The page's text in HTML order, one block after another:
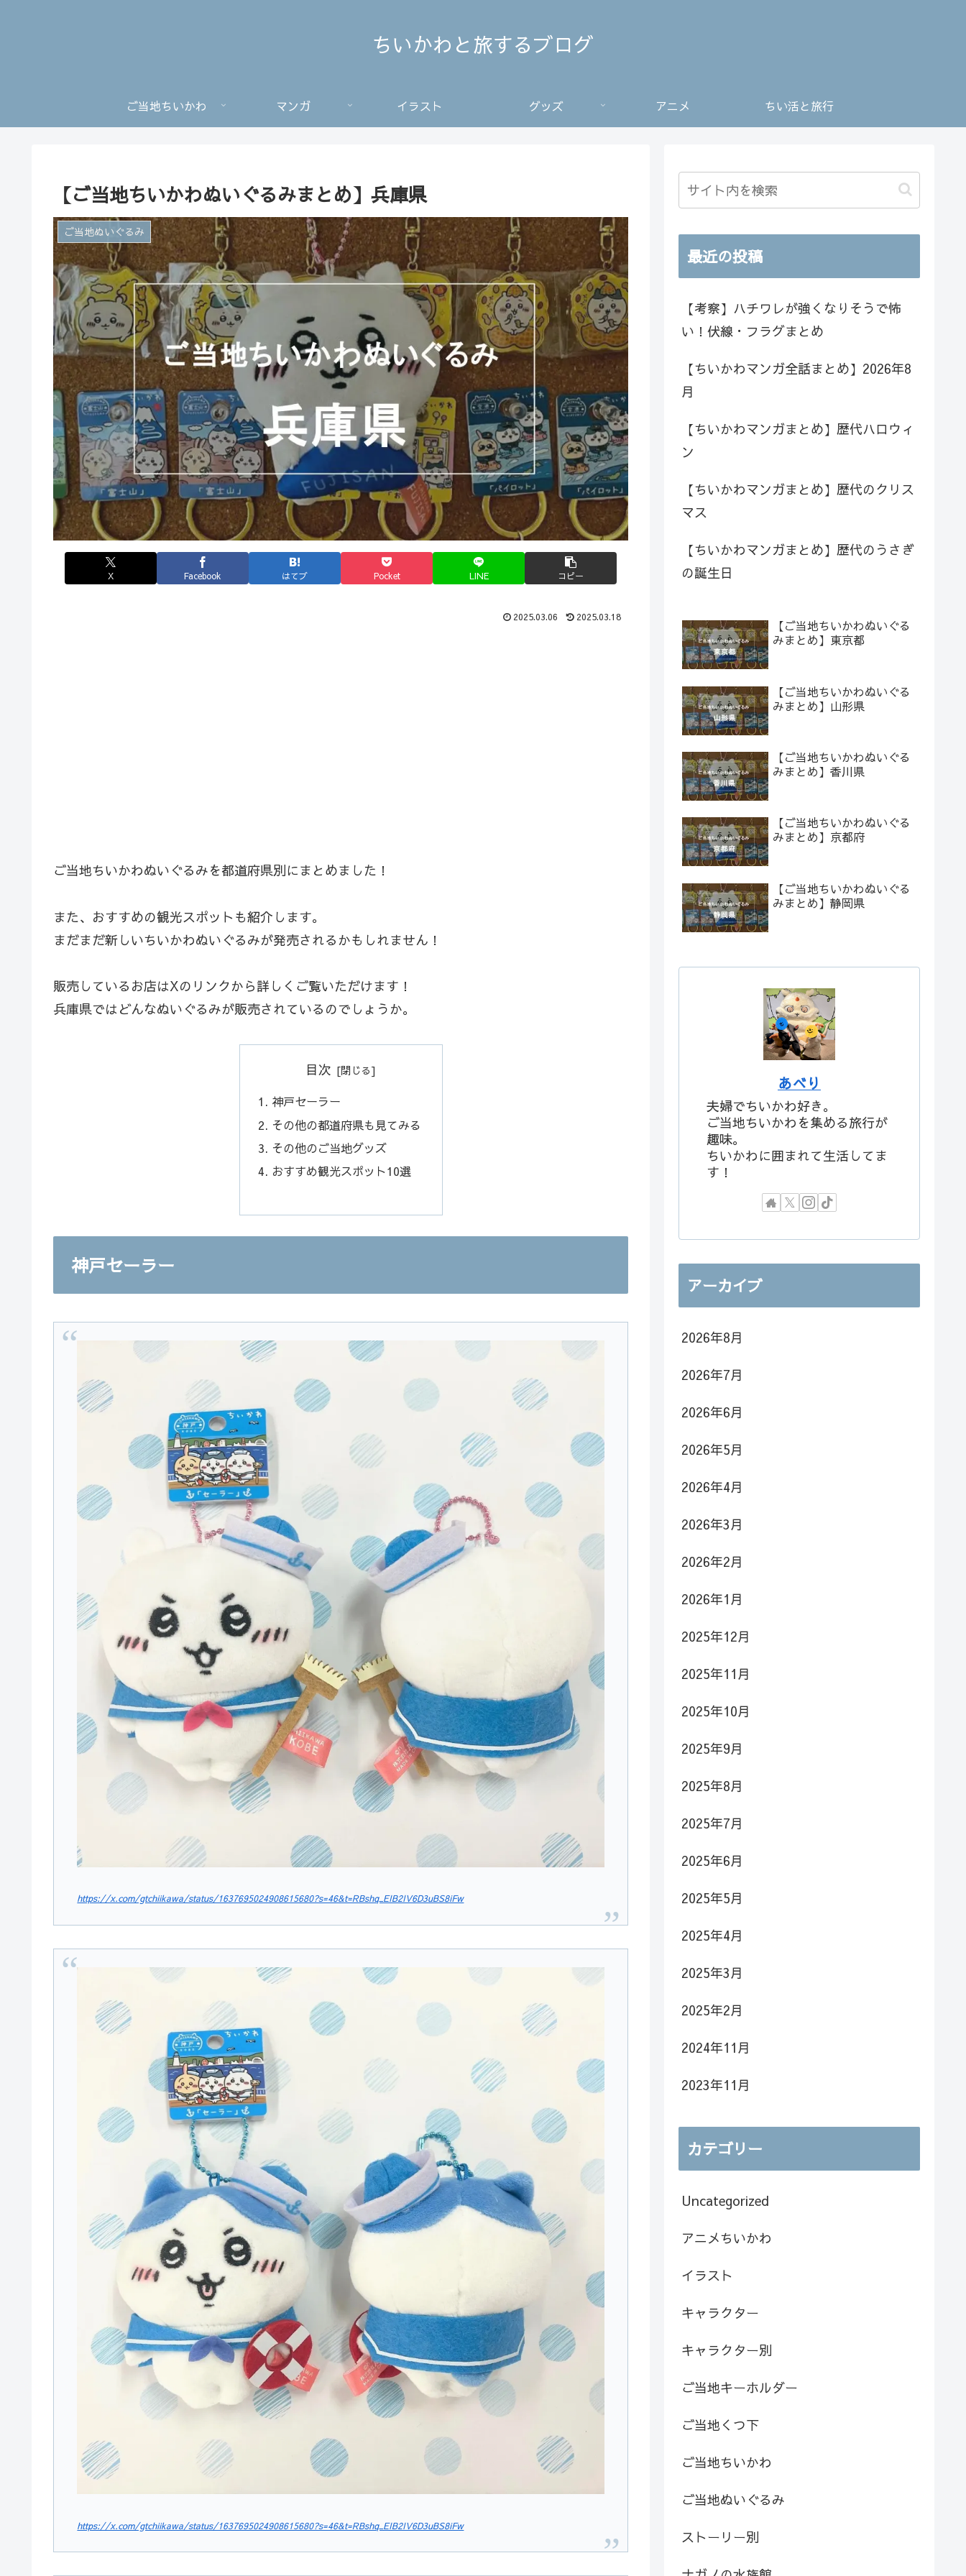
ちいかわと旅するブログ
ご当地ちいかわ マンガ イラスト グッズ アニメ ちい活と旅行
【ご当地ちいかわぬいぐるみまとめ】兵庫県
ご当地ぬいぐるみ
X Facebook はてブ Pocket LINE コピー
2025.03.06 2025.03.18
ご当地ちいかわぬいぐるみを都道府県別にまとめました！
また、おすすめの観光スポットも紹介します。
まだまだ新しいちいかわぬいぐるみが発売されるかもしれません！
販売しているお店はXのリンクから詳しくご覧いただけます！
兵庫県ではどんなぬいぐるみが販売されているのでしょうか。
目次
神戸セーラー
その他の都道府県も見てみる
その他のご当地グッズ
おすすめ観光スポット10選
神戸セーラー
https://x.com/gtchiikawa/status/1637695024908615680?s=46&t=RBshq_EIB2IV6D3uBS8iFw
https://x.com/gtchiikawa/status/1637695024908615680?s=46&t=RBshq_EIB2IV6D3uBS8iFw
最近の投稿
【考察】ハチワレが強くなりそうで怖
い！伏線・フラグまとめ
【ちいかわマンガ全話まとめ】2026年8
月
【ちいかわマンガまとめ】歴代ハロウィ
ン
【ちいかわマンガまとめ】歴代のクリス
マス
【ちいかわマンガまとめ】歴代のうさぎ
の誕生日
【ご当地ちいかわぬいぐる
みまとめ】東京都
【ご当地ちいかわぬいぐる
みまとめ】山形県
【ご当地ちいかわぬいぐる
みまとめ】香川県
【ご当地ちいかわぬいぐる
みまとめ】京都府
【ご当地ちいかわぬいぐる
みまとめ】静岡県
あべり
夫婦でちいかわ好き。
ご当地ちいかわを集める旅行が
趣味。
ちいかわに囲まれて生活してま
す！
アーカイブ
2026年8月
2026年7月
2026年6月
2026年5月
2026年4月
2026年3月
2026年2月
2026年1月
2025年12月
2025年11月
2025年10月
2025年9月
2025年8月
2025年7月
2025年6月
2025年5月
2025年4月
2025年3月
2025年2月
2024年11月
2023年11月
カテゴリー
Uncategorized
アニメちいかわ
イラスト
キャラクター
キャラクター別
ご当地キーホルダー
ご当地くつ下
ご当地ちいかわ
ご当地ぬいぐるみ
ストーリー別